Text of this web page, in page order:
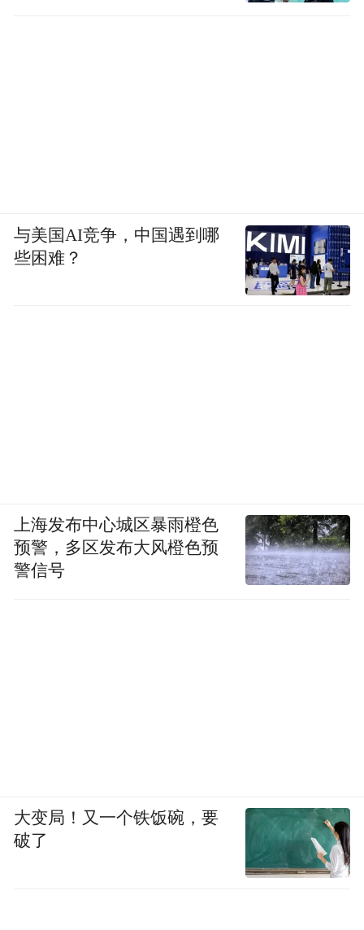
与美国AI竞争，中国遇到哪
些困难？
上海发布中心城区暴雨橙色
预警，多区发布大风橙色预
警信号
大变局！又一个铁饭碗，要
破了